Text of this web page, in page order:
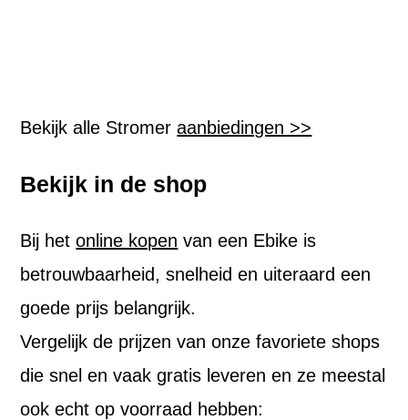
Bekijk alle Stromeraanbiedingen >>
Bekijk in de shop
Bij hetonline kopen van een Ebike is
betrouwbaarheid, snelheid en uiteraard een
goede prijs belangrijk.
Vergelijk de prijzen van onze favoriete shops
die snel en vaak gratis leveren en ze meestal
ook echt op voorraad hebben: